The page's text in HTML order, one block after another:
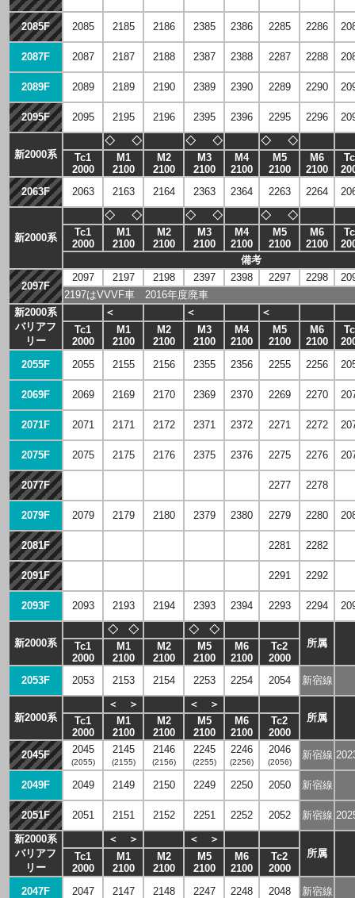
2085F 2085 2185 2186 2385 2386 2285 2286
2087F 2087 2187 2188 2387 2388 2287 2288
2089F 2089 2189 2190 2389 2390 2289 2290
2095F 2095 2195 2196 2395 2396 2295 2296
新2000系
◇ ◇ ◇ ◇ ◇ ◇
Tc1
2000
M1
2100
M2
2100
M3
2100
M4
2100
M5
2100
M6
2100
2063F
2063 2163 2164 2363 2364 2263 2264
新2000系
◇ ◇ ◇ ◇ ◇ ◇
Tc1
2000
M1
2100
M2
2100
M3
2100
M4
2100
M5
2100
M6
2100
備考
2097F
2097 2197 2198 2397 2398 2297 2298
2197はVVVF車 2016年度廃車
新2000系
バリアフ
リー
＜ ＜
＜
Tc1
2000
M1
2100
M2
2100
M3
2100
M4
2100
M5
2100
M6
2100
2055F
2055 2155 2156 2355 2356 2255 2256
2069F 2069 2169 2170 2369 2370 2269 2270
2071F 2071 2171 2172 2371 2372 2271 2272
2075F 2075 2175 2176 2375 2376 2275 2276
2077F 2277 2278
2079F 2079 2179 2180 2379 2380 2279 2280
2081F 2281 2282
2091F 2291 2292
2093F 2093 2193 2194 2393 2394 2293 2294
新2000系
◇◇ ◇◇
所属
Tc1
2000
M1
2100
M2
2100
M5
2100
M6
2100
Tc2
2000
2053F
2053 2153 2154 2253 2254 2054 新宿線
新2000系
＜ ＞ ＜
＞
所属
Tc1
2000
M1
2100
M2
2100
M5
2100
M6
2100
Tc2
2000
2045F
2045
(2055)
2145
(2155)
2146
(2156)
2245
(2255)
2246
(2256)
2046
(2056)
新宿線
2049F 2049 2149 2150 2249 2250 2050 新宿線
2051F 2051 2151 2152 2251 2252 2052 新宿線
新2000系
バリアフ
リー
＜ ＞ ＜
＞
所属
Tc1
2000
M1
2100
M2
2100
M5
2100
M6
2100
Tc2
2000
2047F
2047 2147 2148 2247 2248 2048
新宿線